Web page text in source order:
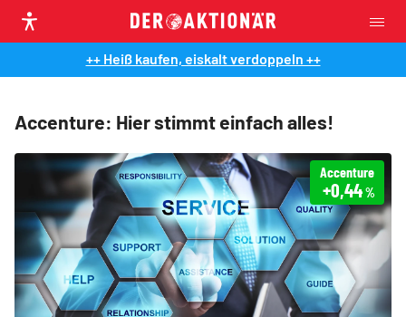
++ Heiß kaufen, eiskalt verdoppeln ++
Accenture: Hier stimmt einfach alles!
Accenture
+0,44%